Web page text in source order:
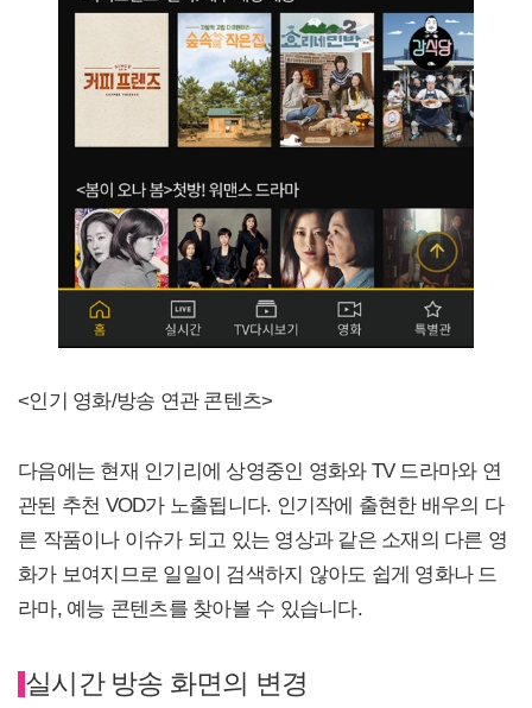
<인기 영화/방송 연관 콘텐츠>
다음에는 현재 인기리에 상영중인 영화와 TV 드라마와 연
관된 추천 VOD가 노출됩니다. 인기작에 출현한 배우의 다
른 작품이나 이슈가 되고 있는 영상과 같은 소재의 다른 영
화가 보여지므로 일일이 검색하지 않아도 쉽게 영화나 드
라마, 예능 콘텐츠를 찾아볼 수 있습니다.
실시간 방송 화면의 변경